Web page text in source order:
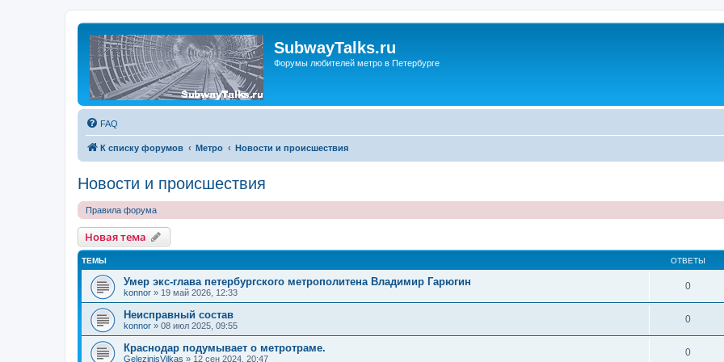
SubwayTalks.ru
Форумы любителей метро в Петербурге
FAQ
К списку форумов Метро Новости и происшествия
Новости и происшествия
Правила форума
Новая тема
ТЕМЫ ОТВЕТЫ
Умер экс-глава петербургского метрополитена Владимир Гарюгин
konnor » 19 май 2026, 12:33
0
Неисправный состав
konnor » 08 июл 2025, 09:55
0
Краснодар подумывает о метротраме.
GelezinisVilkas » 12 сен 2024, 20:47
0